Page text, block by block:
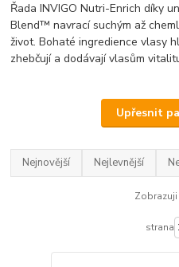
Řada INVIGO Nutri-Enrich díky
Blend™ navrací suchým až
život. Bohaté ingredience vlasy
zhebčují a dodávají vlasům
Upřesnit
Nejnovější Nejlevnější
strana